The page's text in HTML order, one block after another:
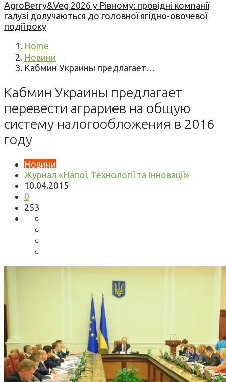
AgroBerry&Veg 2026 у Рівному: провідні компанії
галузі долучаються до головної ягідно-овочевої
події року
Home
Новини
Кабмин Украины предлагает…
Кабмин Украины предлагает
перевести аграриев на общую
систему налогообложения в 2016
году
Новини
Журнал «Напої. Технології та Інновації»
10.04.2015
0
253